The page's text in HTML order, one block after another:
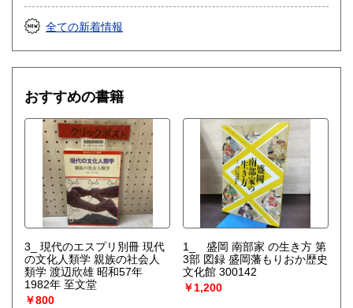
全ての新着情報
おすすめの書籍
3_ 現代のエスプリ別冊 現代
の文化人類学 親族の社会人
類学 渡辺欣雄 昭和57年
1982年 至文堂
￥800
1_ 盛岡 南部家 の生き方 第
3部 図録 盛岡藩もりおか歴史
文化館 300142
￥1,200